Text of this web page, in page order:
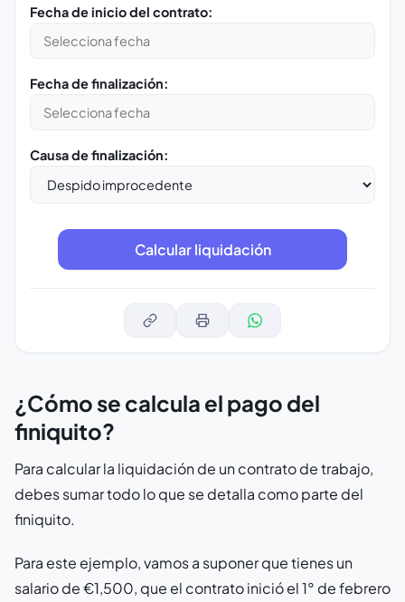
Fecha de inicio del contrato:
Fecha de finalización:
Causa de finalización:
¿Cómo se calcula el pago del
finiquito?
Para calcular la liquidación de un contrato de trabajo,
debes sumar todo lo que se detalla como parte del
finiquito.
Para este ejemplo, vamos a suponer que tienes un
salario de €1,500, que el contrato inició el 1° de febrero